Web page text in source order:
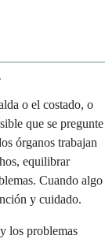
o el costado, o
que se pregunte
órganos trabajan
equilibrar
Cuando algo
y cuidado.
los problemas